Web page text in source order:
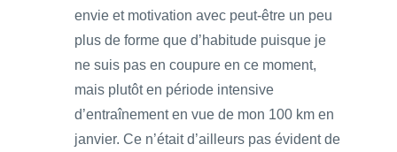
envie et motivation avec peut-être un peu
plus de forme que d’habitude puisque je
ne suis pas en coupure en ce moment,
mais plutôt en période intensive
d’entraînement en vue de mon 100 km en
janvier. Ce n’était d’ailleurs pas évident de